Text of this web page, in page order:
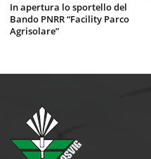
In apertura lo sportello del
Bando PNRR “Facility Parco
Agrisolare”